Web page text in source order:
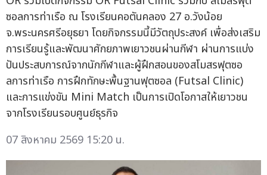
ซอลการท่าเรือ ณ โรงเรียนคอตันคลอง 27 อ.วังน้อย
จ.พระนครศรีอยุธยา โดยกิจกรรมนี้มีวัตถุประสงค์ เพื่อส่งเสริม
การเรียนรู้และพัฒนาศักยภาพเยาวชนผ่านกีฬา ผ่านการแบ่ง
ปันประสบการณ์จากนักกีฬาและผู้ฝึกสอนของสโมสรฟุตซอ
ลการท่าเรือ การฝึกทักษะพื้นฐานฟุตซอล (Futsal Clinic)
และการแข่งขัน Mini Match เป็นการเปิดโอกาสให้เยาวชน
จากโรงเรียนรอบศูนย์ธุรกิจ
07 สิงหาคม 2569 15:20 น.